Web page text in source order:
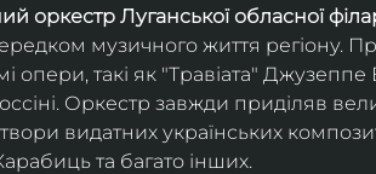
оркестр Луганської обласної
музичного життя регіону.
опери, такі як "Травіата" Джузеппе
Оркестр завжди приділяв
видатних українських
та багато інших.